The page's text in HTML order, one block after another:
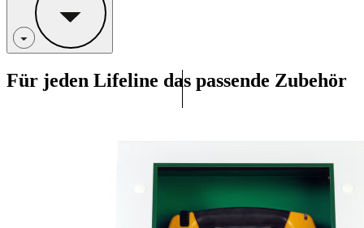
Für jeden Lifeline das passende Zubehör